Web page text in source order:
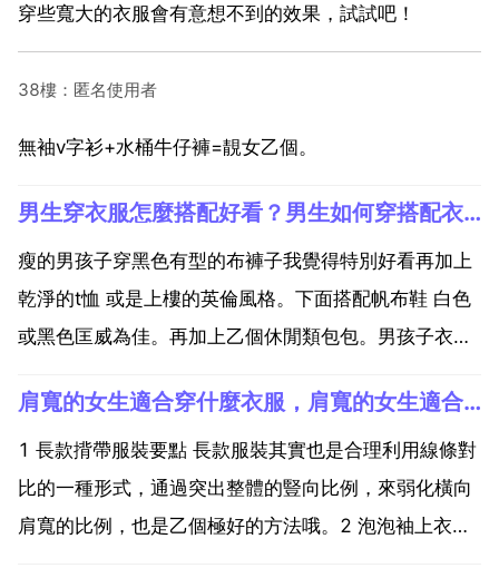
穿些寬大的衣服會有意想不到的效果，試試吧！
38樓：匿名使用者
無袖v字衫+水桶牛仔褲=靚女乙個。
男生穿衣服怎麼搭配好看？男生如何穿搭配衣服好看
瘦的男孩子穿黑色有型的布褲子我覺得特別好看再加上
乾淨的t恤 或是上樓的英倫風格。下面搭配帆布鞋 白色
或黑色匡威為佳。再加上乙個休閒類包包。男孩子衣服
重要的還是自己能夠喜歡和試穿效果哦 穿條卡其色的牛
仔褲 或者淺色的 不要寬的 衣服裡面穿件可愛點或者
個...
肩寬的女生適合穿什麼衣服，肩寬的女生適合什麼衣服
1 長款揹帶服裝要點 長款服裝其實也是合理利用線條對
比的一種形式，通過突出整體的豎向比例，來弱化橫向
肩寬的比例，也是乙個極好的方法哦。2 泡泡袖上衣要